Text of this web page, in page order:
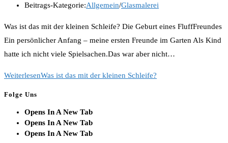
Beitrags-Kategorie:Allgemein/Glasmalerei
Was ist das mit der kleinen Schleife? Die Geburt eines FluffFreundes
Ein persönlicher Anfang – meine ersten Freunde im Garten Als Kind
hatte ich nicht viele Spielsachen.Das war aber nicht…
WeiterlesenWas ist das mit der kleinen Schleife?
Folge Uns
Opens In A New Tab
Opens In A New Tab
Opens In A New Tab